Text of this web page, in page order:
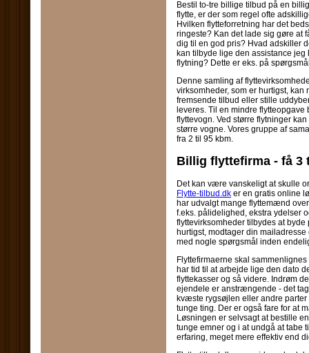
Bestil to-tre billige tilbud på en
flytte, er der som regel ofte
Hvilken flytteforretning har det
ringeste? Kan det lade sig gøre at
dig til en god pris? Hvad adskiller
kan tilbyde lige den assistance
flytning? Dette er eks. på
Denne samling af
virksomheder, som er hurtigst,
fremsende tilbud eller stille
leveres. Til en mindre
flyttevogn. Ved større flytninger
større vogne. Vores gruppe af
fra 2 til 95 kbm.
Billig flyttefirma - få 3
Det kan være vanskeligt at skulle
Flytte-tilbud.dk er en gratis online
har udvalgt mange flyttemænd
f.eks. pålidelighed, ekstra ydelser
flyttevirksomheder tilbydes at
hurtigst, modtager din
med nogle spørgsmål inden
Flyttefirmaerne skal
har tid til at arbejde lige den dato
flyttekasser og så videre. Indrøm
ejendele er anstrængende - det
kvæste rygsøjlen eller andre parter
tunge ting. Der er også fare for at
Løsningen er selvsagt at bestille
tunge emner og i at undgå at tabe
erfaring, meget mere effektiv end